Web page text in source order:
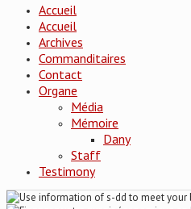
Accueil
Accueil
Archives
Commanditaires
Contact
Organe
Média
Mémoire
Dany
Staff
Testimony